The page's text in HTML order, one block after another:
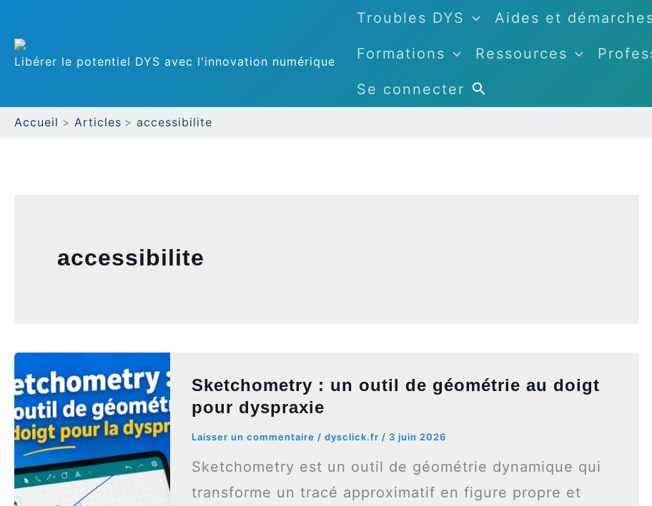
au
contenu
Libérer le potentiel DYS avec l'innovation numérique
Troubles DYS Aides et
Formations Ressources
Se connecter
Accueil Articles accessibilite
accessibilite
Sketchometry : un outil de géométrie au doigt
pour dyspraxie
Laisser un commentaire /dysclick.fr / 3 juin 2026
Sketchometry est un outil de géométrie dynamique qui
transforme un tracé approximatif en figure propre et